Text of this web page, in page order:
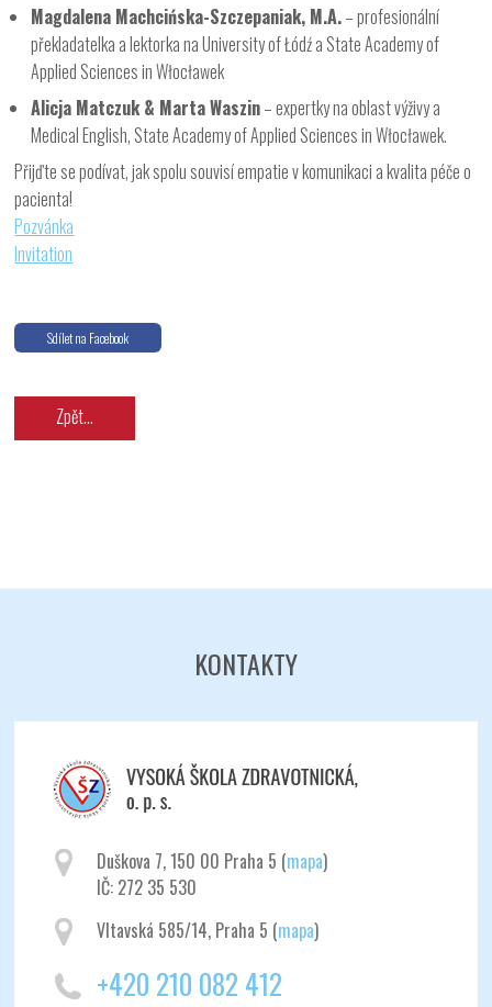
Magdalena Machcińska-Szczepaniak, M.A.– profesionální
překladatelka a lektorka na University of Łódź a State Academy of
Applied Sciences in Włocławek
Alicja Matczuk & Marta Waszin– expertky na oblast výživy a
Medical English, State Academy of Applied Sciences in Włocławek.
Přijďte se podívat, jak spolu souvisí empatie v komunikaci a kvalita péče o
pacienta!
Pozvánka
Invitation
Sdílet na Facebook
Zpět...
KONTAKTY
Duškova 7, 150 00 Praha 5 (mapa)
IČ: 272 35 530
Vltavská 585/14, Praha 5 (mapa)
+420 210 082 412
Odeslat